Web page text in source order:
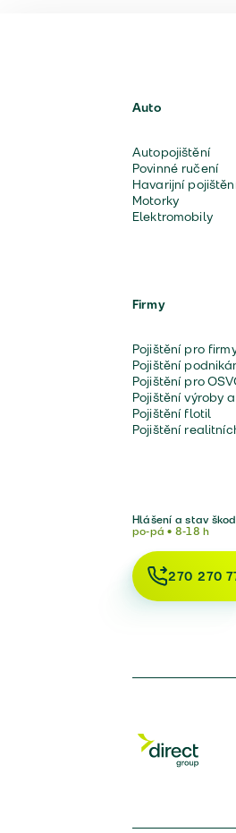
Auto
Autopojištění
Povinné ručení
Havarijní
Motorky
Elektromobily
Firmy
Pojištění pro
Pojištění
Pojištění pro
Pojištění výroby
Pojištění flotil
Pojištění
Hlášení a stav
po-pá • 8-18 h
270 270